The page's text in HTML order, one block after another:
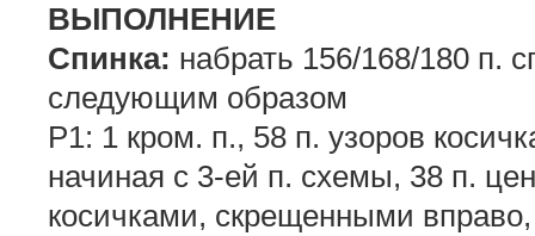
ВЫПОЛНЕНИЕ
Спинка: набрать 156/168/180 п.
следующим образом
Р1: 1 кром. п., 58 п. узоров
начиная с 3-ей п. схемы, 38 п.
косичками, скрещенными